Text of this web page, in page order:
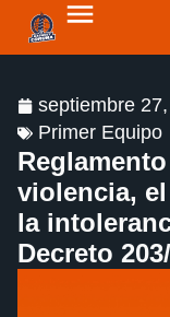
septiembre
Primer Equipo
violencia,
la
Decreto